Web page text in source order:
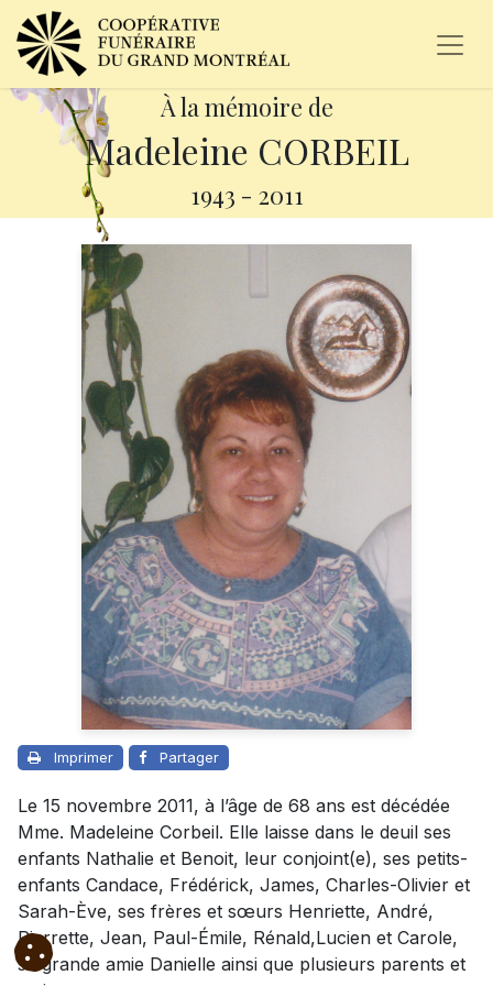
À la mémoire de
Madeleine CORBEIL
1943 - 2011
Imprimer Partager
Le 15 novembre 2011, à l’âge de 68 ans est décédée
Mme. Madeleine Corbeil. Elle laisse dans le deuil ses
enfants Nathalie et Benoit, leur conjoint(e), ses petits-
enfants Candace, Frédérick, James, Charles-Olivier et
Sarah-Ève, ses frères et sœurs Henriette, André,
Pierrette, Jean, Paul-Émile, Rénald,Lucien et Carole,
sa grande amie Danielle ainsi que plusieurs parents et